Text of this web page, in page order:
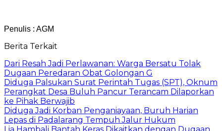
Penulis : AGM
Berita Terkait
Dari Resah Jadi Perlawanan: Warga Bersatu Tolak
Dugaan Peredaran Obat Golongan G
​Diduga Palsukan Surat Perintah Tugas (SPT), Oknum
Perangkat Desa Buluh Pancur Terancam Dilaporkan
ke Pihak Berwajib
Diduga Jadi Korban Penganiayaan, Buruh Harian
Lepas di Padalarang Tempuh Jalur Hukum